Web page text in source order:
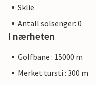
Sklie
Antall solsenger: 0
I nærheten
Golfbane : 15000 m
Merket tursti : 300 m